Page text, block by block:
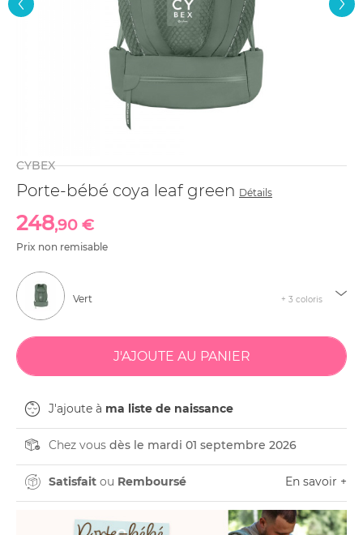
CYBEX
Porte-bébé coya leaf green Détails
248,90 €
Prix non remisable
Vert + 3 coloris
J'ajoute à ma liste de naissance
Chez vous dès le mardi 01 septembre 2026
Satisfait ou Remboursé En savoir +